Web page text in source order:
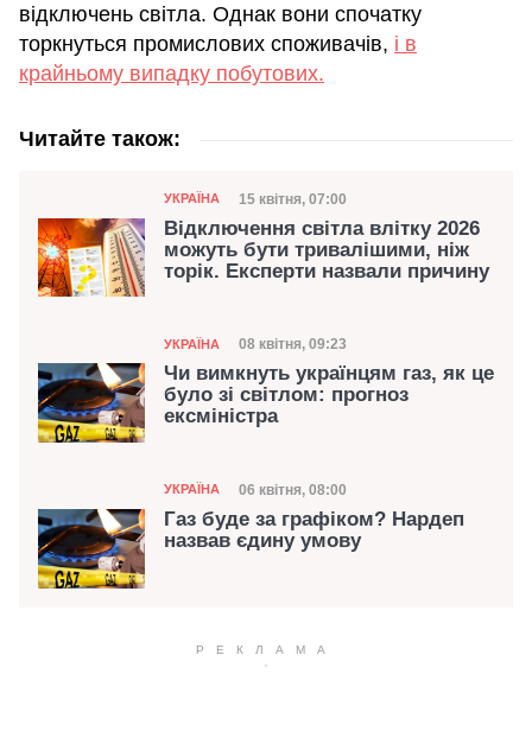
відключень світла. Однак вони спочатку
торкнуться промислових споживачів, і в
крайньому випадку побутових.
Читайте також:
Категорія
УКРАЇНА Дата публікації
15 квітня, 07:00
Відключення світла влітку 2026
можуть бути тривалішими, ніж
торік. Експерти назвали причину
Категорія
УКРАЇНА Дата публікації
08 квітня, 09:23
Чи вимкнуть українцям газ, як це
було зі світлом: прогноз
ексміністра
Категорія
УКРАЇНА Дата публікації
06 квітня, 08:00
Газ буде за графіком? Нардеп
назвав єдину умову